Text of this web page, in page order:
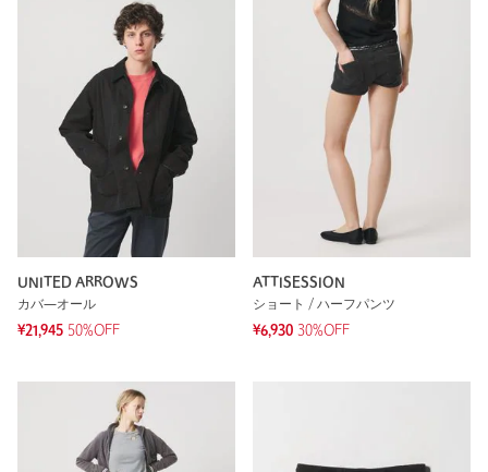
UNITED ARROWS
カバ―オール
¥21,945 50%OFF
ATTISESSION
ショート / ハーフパンツ
¥6,930 30%OFF